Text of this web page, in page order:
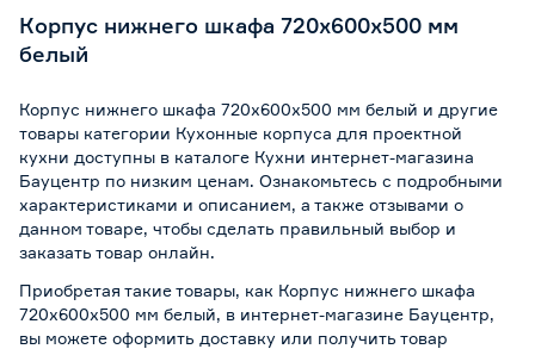
Корпус нижнего шкафа 720х600х500 мм
белый
Корпус нижнего шкафа 720х600х500 мм белый и другие
товары категории Кухонные корпуса для проектной
кухни доступны в каталоге Кухни интернет-магазина
Бауцентр по низким ценам. Ознакомьтесь с подробными
характеристиками и описанием, а также отзывами о
данном товаре, чтобы сделать правильный выбор и
заказать товар онлайн.
Приобретая такие товары, как Корпус нижнего шкафа
720х600х500 мм белый, в интернет-магазине Бауцентр,
вы можете оформить доставку или получить товар